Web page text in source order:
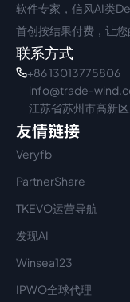
软件专家，信风AI类
首创按结果付费，让您
联系方式
+86 13013775806
info@trade-
江苏省苏州市高新
友情链接
Veryfb
PartnerShare
TKEVO运营导航
发现AI
Winsea123
IPWO全球代理